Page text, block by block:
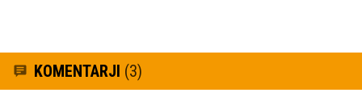
KOMENTARJI (3)